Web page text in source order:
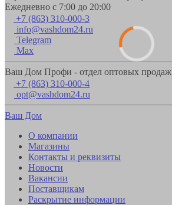
Ежедневно с 7:00 до 20:00
+7 (863) 310-000-3
info@vashdom24.ru
Telegram
Max
Ваш Дом Профи - отдел оптовых продаж
+7 (863) 310-000-4
opt@vashdom24.ru
Ваш Дом
О компании
Магазины
Контакты и реквизиты
Новости
Вакансии
Поставщикам
Раскрытие информации